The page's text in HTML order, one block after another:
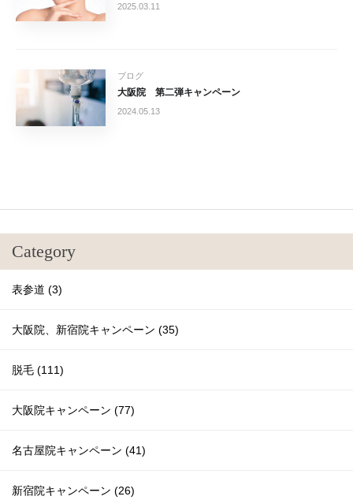
2025.03.11
ブログ
大阪院 第二弾キャンペーン
2024.05.13
Category
表参道 (3)
大阪院、新宿院キャンペーン (35)
脱毛 (111)
大阪院キャンペーン (77)
名古屋院キャンペーン (41)
新宿院キャンペーン (26)